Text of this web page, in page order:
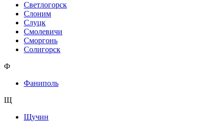
Светлогорск
Слоним
Слуцк
Смолевичи
Сморгонь
Солигорск
Ф
Фаниполь
Щ
Щучин